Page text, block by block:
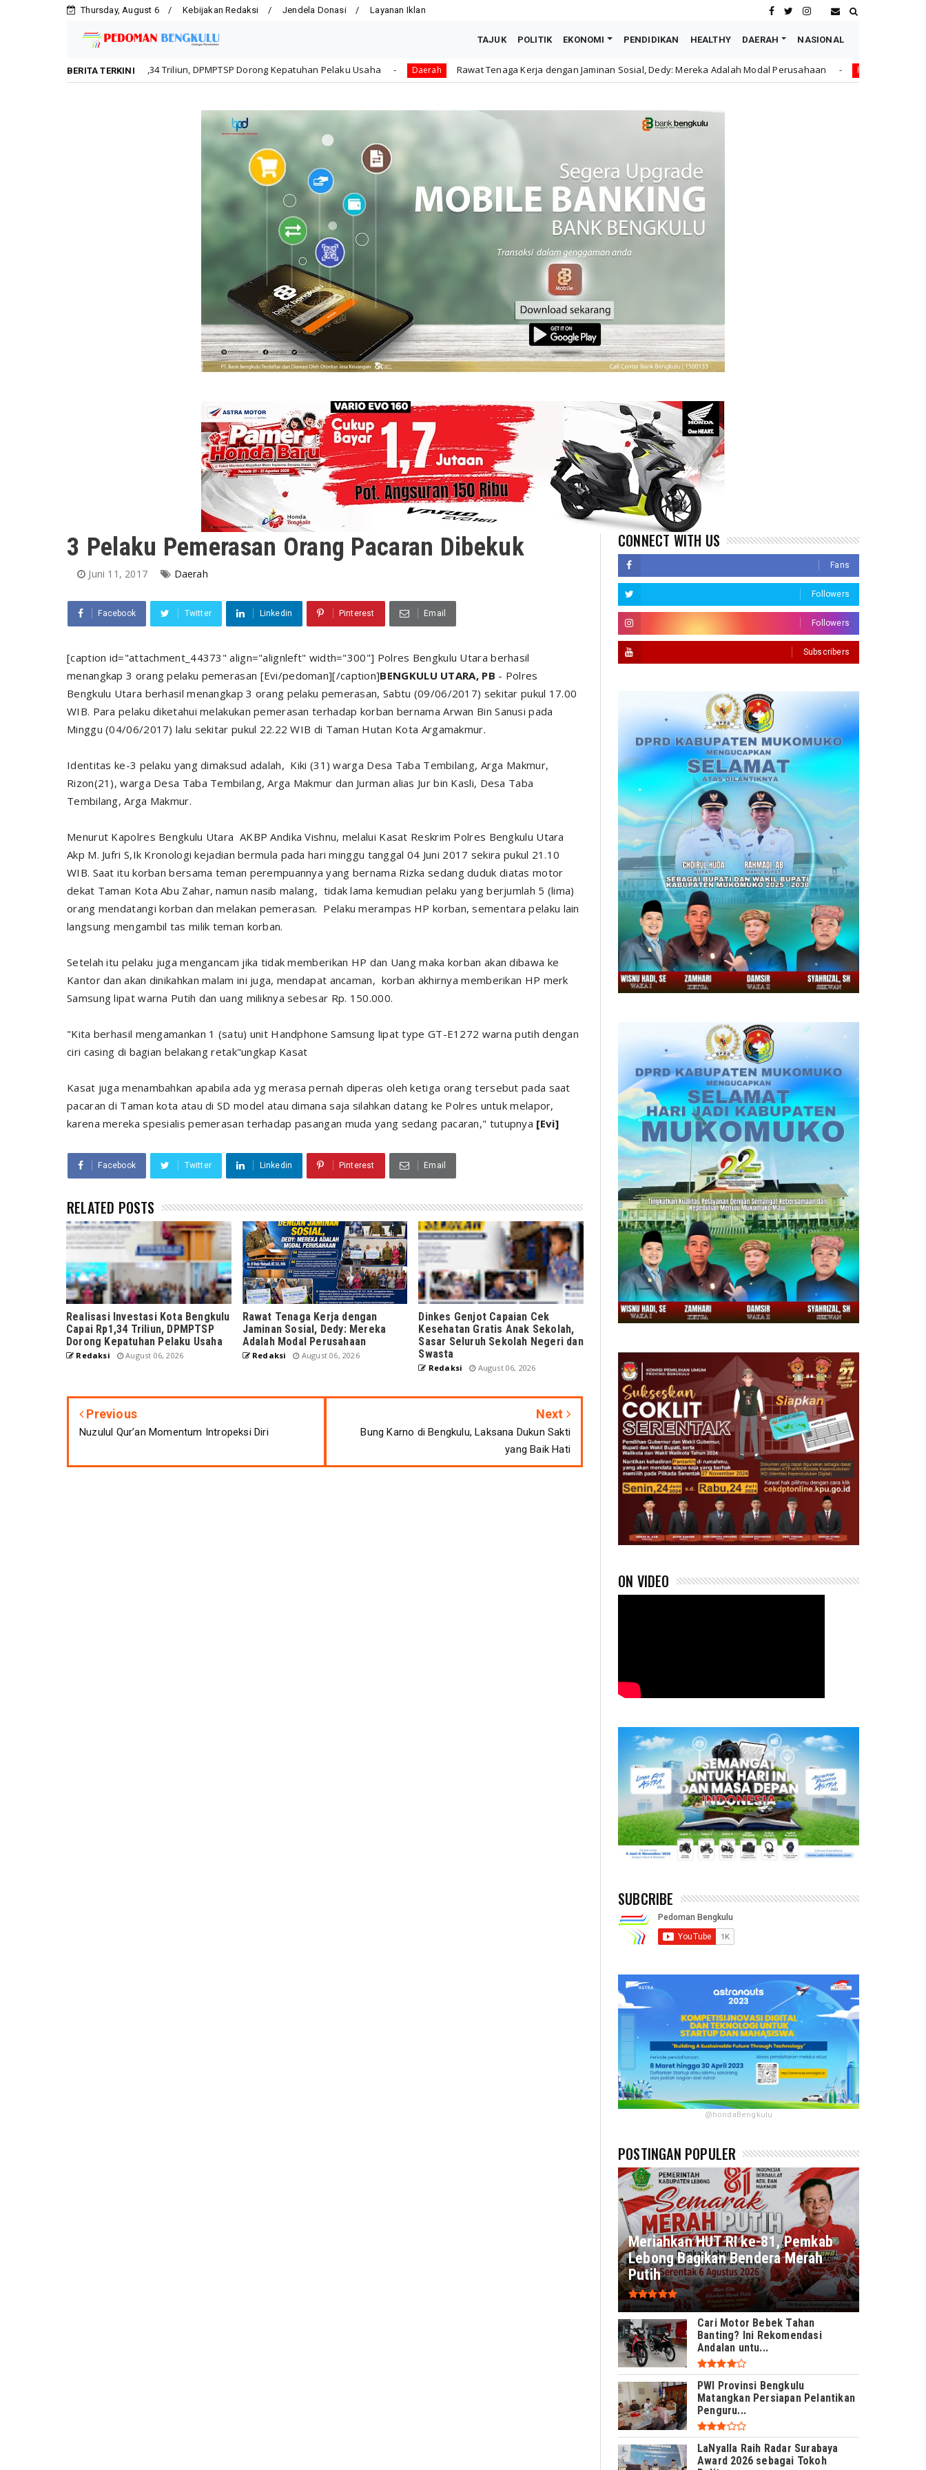
Thursday, August 6 Kebijakan Redaksi Jendela Donasi Layanan Iklan
TAJUK POLITIK EKONOMI PENDIDIKAN HEALTHY DAERAH NASIONAL
BERITA TERKINI
Rp1,34 Triliun, DPMPTSP Dorong Kepatuhan Pelaku Usaha Daerah Rawat Tenaga Kerja dengan Jaminan Sosial, Dedy: Mereka Adalah Modal Perusahaan honda Astra Motor Buka Lowongan
3 Pelaku Pemerasan Orang Pacaran Dibekuk
Juni 11, 2017 Daerah
Facebook Twitter Linkedin Pinterest Email
[caption id="attachment_44373" align="alignleft" width="300"] Polres Bengkulu Utara berhasil
menangkap 3 orang pelaku pemerasan [Evi/pedoman][/caption]BENGKULU UTARA, PB - Polres
Bengkulu Utara berhasil menangkap 3 orang pelaku pemerasan, Sabtu (09/06/2017) sekitar pukul 17.00
WIB. Para pelaku diketahui melakukan pemerasan terhadap korban bernama Arwan Bin Sanusi pada
Minggu (04/06/2017) lalu sekitar pukul 22.22 WIB di Taman Hutan Kota Argamakmur.
Identitas ke-3 pelaku yang dimaksud adalah, Kiki (31) warga Desa Taba Tembilang, Arga Makmur,
Rizon(21), warga Desa Taba Tembilang, Arga Makmur dan Jurman alias Jur bin Kasli, Desa Taba
Tembilang, Arga Makmur.
Menurut Kapolres Bengkulu Utara AKBP Andika Vishnu, melalui Kasat Reskrim Polres Bengkulu Utara
Akp M. Jufri S,Ik Kronologi kejadian bermula pada hari minggu tanggal 04 Juni 2017 sekira pukul 21.10
WIB. Saat itu korban bersama teman perempuannya yang bernama Rizka sedang duduk diatas motor
dekat Taman Kota Abu Zahar, namun nasib malang, tidak lama kemudian pelaku yang berjumlah 5 (lima)
orang mendatangi korban dan melakan pemerasan. Pelaku merampas HP korban, sementara pelaku lain
langsung mengambil tas milik teman korban.
Setelah itu pelaku juga mengancam jika tidak memberikan HP dan Uang maka korban akan dibawa ke
Kantor dan akan dinikahkan malam ini juga, mendapat ancaman, korban akhirnya memberikan HP merk
Samsung lipat warna Putih dan uang miliknya sebesar Rp. 150.000.
"Kita berhasil mengamankan 1 (satu) unit Handphone Samsung lipat type GT-E1272 warna putih dengan
ciri casing di bagian belakang retak"ungkap Kasat
Kasat juga menambahkan apabila ada yg merasa pernah diperas oleh ketiga orang tersebut pada saat
pacaran di Taman kota atau di SD model atau dimana saja silahkan datang ke Polres untuk melapor,
karena mereka spesialis pemerasan terhadap pasangan muda yang sedang pacaran," tutupnya [Evi]
Facebook Twitter Linkedin Pinterest Email
RELATED POSTS
Realisasi Investasi Kota Bengkulu
Capai Rp1,34 Triliun, DPMPTSP
Dorong Kepatuhan Pelaku Usaha
Redaksi August 06, 2026
Rawat Tenaga Kerja dengan
Jaminan Sosial, Dedy: Mereka
Adalah Modal Perusahaan
Redaksi August 06, 2026
Dinkes Genjot Capaian Cek
Kesehatan Gratis Anak Sekolah,
Sasar Seluruh Sekolah Negeri dan
Swasta
Redaksi August 06, 2026
Previous
Nuzulul Qur’an Momentum Intropeksi Diri
Next
Bung Karno di Bengkulu, Laksana Dukun Sakti
yang Baik Hati
CONNECT WITH US
Fans
Followers
Followers
Subscribers
ON VIDEO
SUBCRIBE
@hondaBengkulu
POSTINGAN POPULER
Meriahkan HUT RI ke-81, Pemkab
Lebong Bagikan Bendera Merah
Putih
Cari Motor Bebek Tahan
Banting? Ini Rekomendasi
Andalan untu...
PWI Provinsi Bengkulu
Matangkan Persiapan Pelantikan
Penguru...
LaNyalla Raih Radar Surabaya
Award 2026 sebagai Tokoh